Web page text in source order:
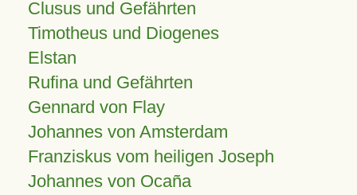
Clusus und Gefährten
Timotheus und Diogenes
Elstan
Rufina und Gefährten
Gennard von Flay
Johannes von Amsterdam
Franziskus vom heiligen Joseph
Johannes von Ocaña